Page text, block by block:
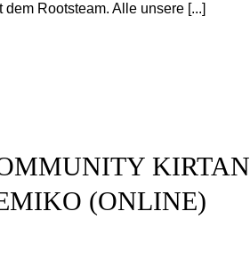
Rootsteam. Alle unsere [...]
KIRTAN
(ONLINE)